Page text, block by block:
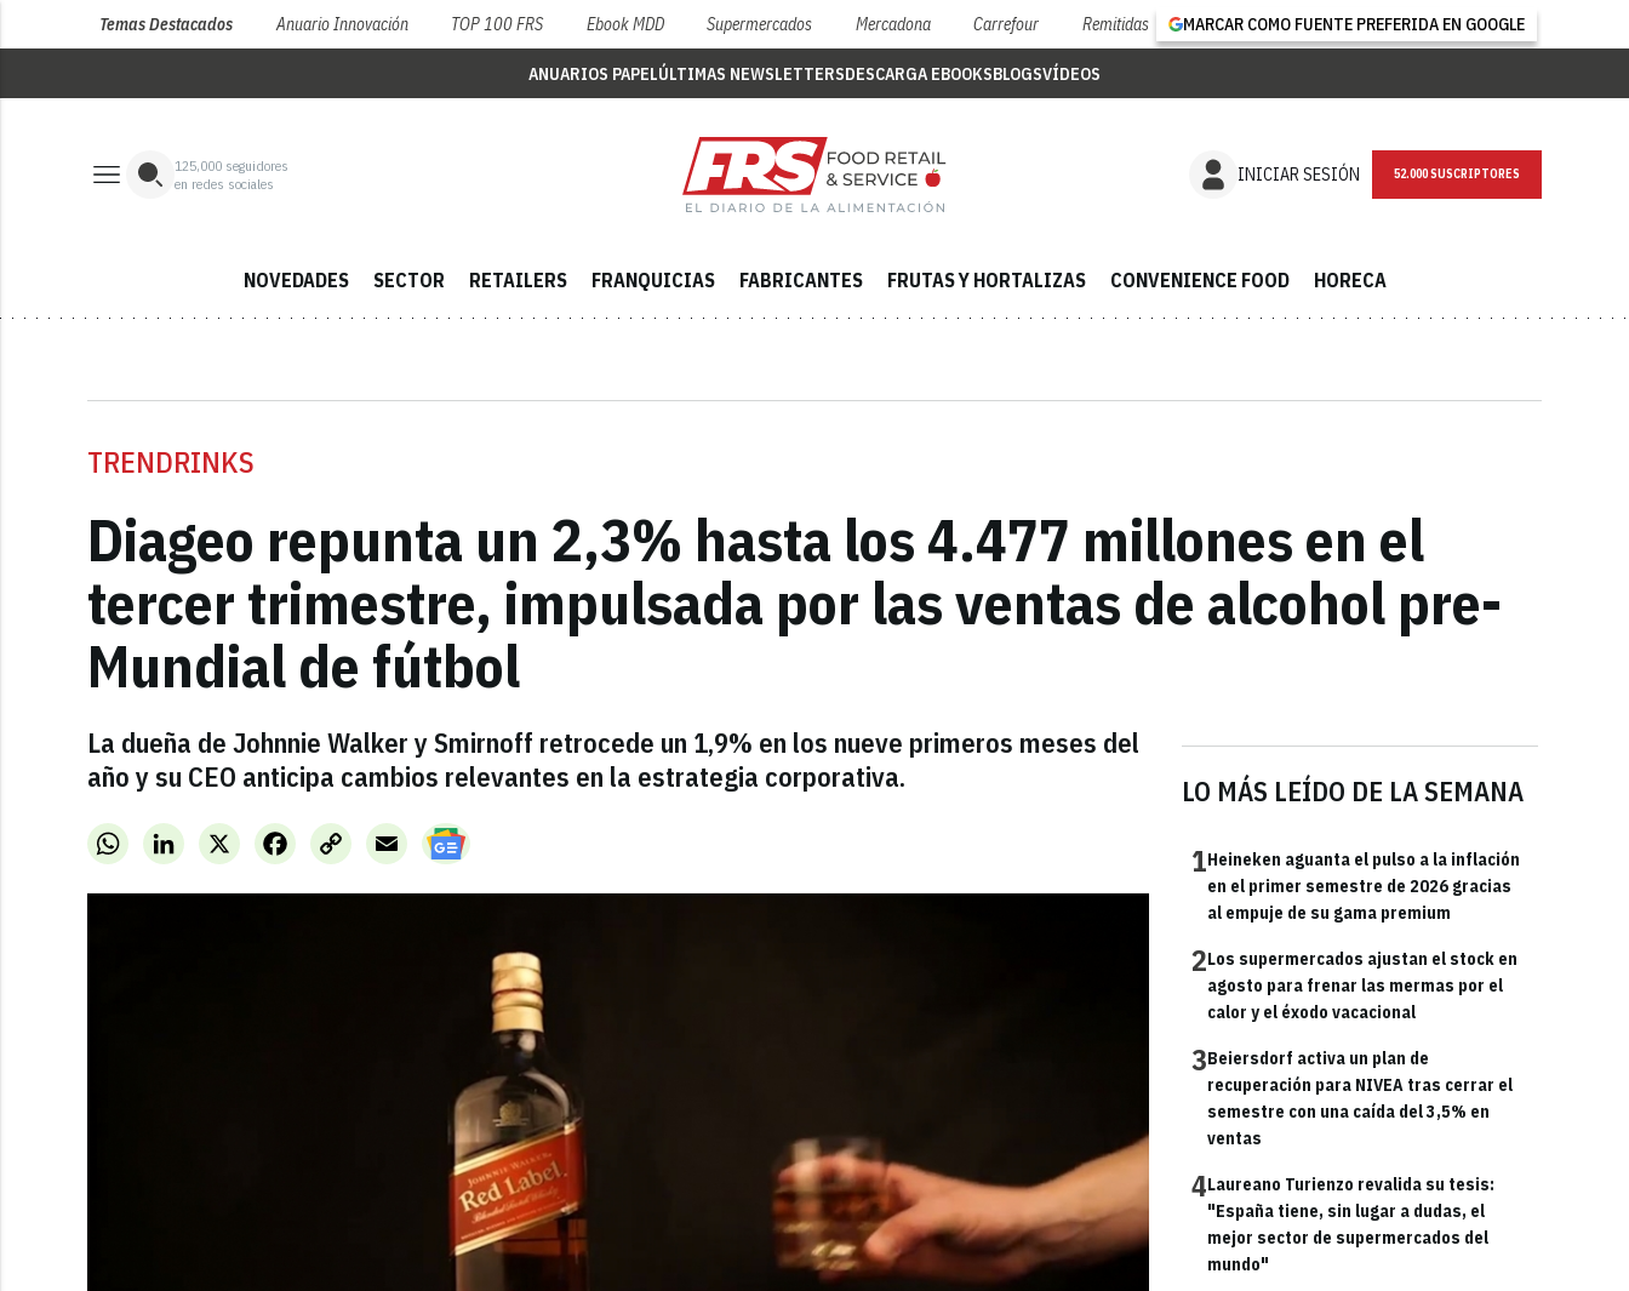
Temas Destacados Anuario Innovación TOP 100 FRS Ebook MDD Supermercados Mercadona Carrefour Remitidas MARCAR COMO FUENTE PREFERIDA EN GOOGLE
ANUARIOS PAPELÚLTIMAS NEWSLETTERSDESCARGA EBOOKSBLOGSVÍDEOS
125,000 seguidores
en redes sociales
INICIAR SESIÓN NEWSLETTER
NOVEDADES SECTOR RETAILERS FRANQUICIAS FABRICANTES FRUTAS Y HORTALIZAS CONVENIENCE FOOD HORECA
TRENDRINKS
Diageo repunta un 2,3% hasta los 4.477 millones en el
tercer trimestre, impulsada por las ventas de alcohol pre-
Mundial de fútbol
La dueña de Johnnie Walker y Smirnoff retrocede un 1,9% en los nueve primeros meses del
año y su CEO anticipa cambios relevantes en la estrategia corporativa.
WhatsAppLinkedInX FacebookCopy
Link
Email
LO MÁS LEÍDO DE LA SEMANA
1Heineken aguanta el pulso a la inflación
en el primer semestre de 2026 gracias
al empuje de su gama premium
2Los supermercados ajustan el stock en
agosto para frenar las mermas por el
calor y el éxodo vacacional
3Beiersdorf activa un plan de
recuperación para NIVEA tras cerrar el
semestre con una caída del 3,5% en
ventas
4Laureano Turienzo revalida su tesis:
"España tiene, sin lugar a dudas, el
mejor sector de supermercados del
mundo"